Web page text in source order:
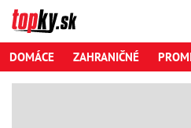
DOMÁCE ZAHRANIČNÉ